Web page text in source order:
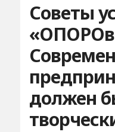
Советы
должен